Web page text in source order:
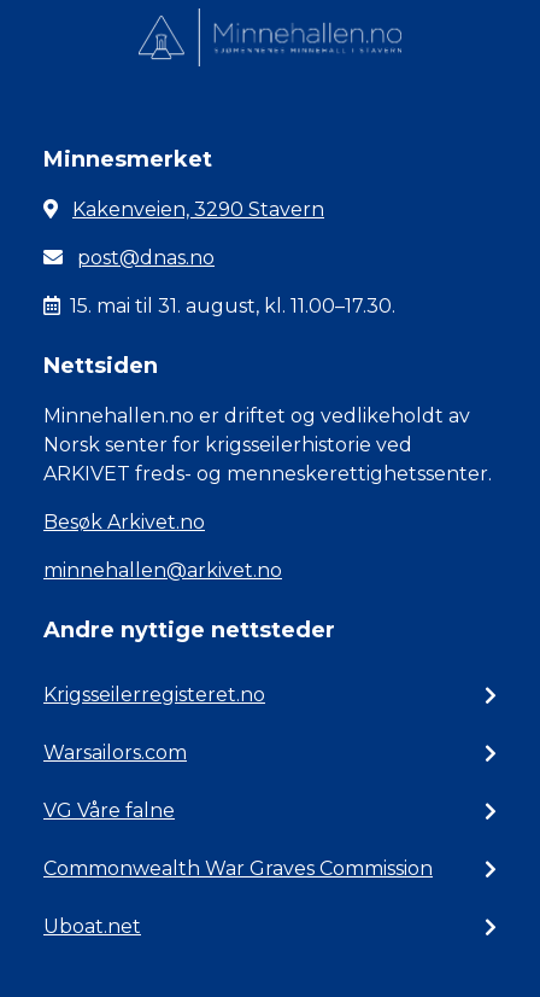
Minnesmerket
Kakenveien, 3290 Stavern
post@dnas.no
15. mai til 31. august, kl. 11.00–17.30.
Nettsiden
Minnehallen.no er driftet og vedlikeholdt av
Norsk senter for krigsseilerhistorie ved
ARKIVET freds- og menneskerettighetssenter.
Besøk Arkivet.no
minnehallen@arkivet.no
Andre nyttige nettsteder
Krigsseilerregisteret.no
Warsailors.com
VG Våre falne
Commonwealth War Graves Commission
Uboat.net